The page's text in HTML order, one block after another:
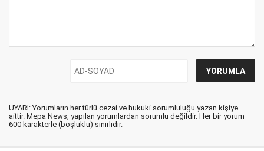
UYARI: Yorumların her türlü cezai ve hukuki sorumluluğu yazan kişiye
aittir. Mepa News, yapılan yorumlardan sorumlu değildir. Her bir yorum
600 karakterle (boşluklu) sınırlıdır.